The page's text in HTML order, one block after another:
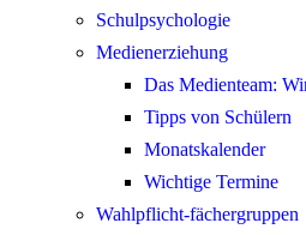
Schulpsychologie
Medienerziehung
Das Medienteam:
Tipps von Schülern
Monatskalender
Wichtige Termine
Wahlpflicht-fächergruppen